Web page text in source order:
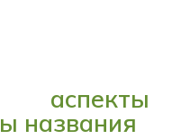
аспекты
названия